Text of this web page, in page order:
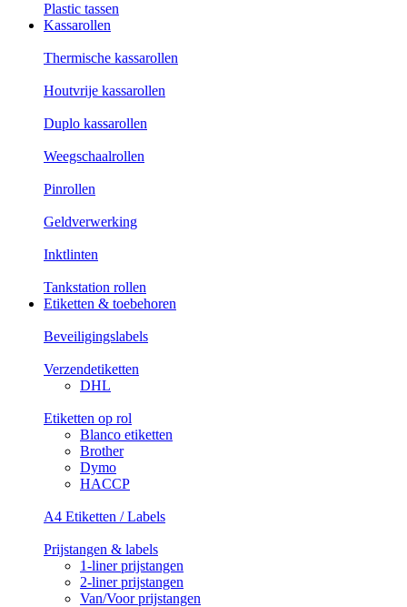
Plastic tassen
Kassarollen
Thermische kassarollen
Houtvrije kassarollen
Duplo kassarollen
Weegschaalrollen
Pinrollen
Geldverwerking
Inktlinten
Tankstation rollen
Etiketten & toebehoren
Beveiligingslabels
Verzendetiketten
DHL
Etiketten op rol
Blanco etiketten
Brother
Dymo
HACCP
A4 Etiketten / Labels
Prijstangen & labels
1-liner prijstangen
2-liner prijstangen
Van/Voor prijstangen